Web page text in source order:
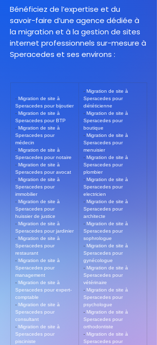
Bénéficiez de l’expertise et du
savoir-faire d’une agence dédiée à
la migration et à la gestion de sites
internet professionnels sur-mesure à
Speracedes et ses environs :
- Migration de site à
Speracedes pour bijoutier
- Migration de site à
Speracedes pour BTP
- Migration de site à
Speracedes pour
médecin
- Migration de site à
Speracedes pour notaire
- Migration de site à
Speracedes pour avocat
- Migration de site à
Speracedes pour
immobilier
- Migration de site à
Speracedes pour
huissier de justice
- Migration de site à
Speracedes pour jardinier
- Migration de site à
Speracedes pour
restaurant
- Migration de site à
Speracedes pour
management
- Migration de site à
Speracedes pour expert-
comptable
- Migration de site à
Speracedes pour
consultant
- Migration de site à
Speracedes pour
pisciniste
- Migration de site à
Speracedes pour
diététicienne
- Migration de site à
Speracedes pour
boutique
- Migration de site à
Speracedes pour
menuisier
- Migration de site à
Speracedes pour
plombier
- Migration de site à
Speracedes pour
electricien
- Migration de site à
Speracedes pour
architecte
- Migration de site à
Speracedes pour
sophrologue
- Migration de site à
Speracedes pour
gynécologue
- Migration de site à
Speracedes pour
vétérinaire
- Migration de site à
Speracedes pour
psychologue
- Migration de site à
Speracedes pour
orthodontiste
- Migration de site à
Speracedes pour